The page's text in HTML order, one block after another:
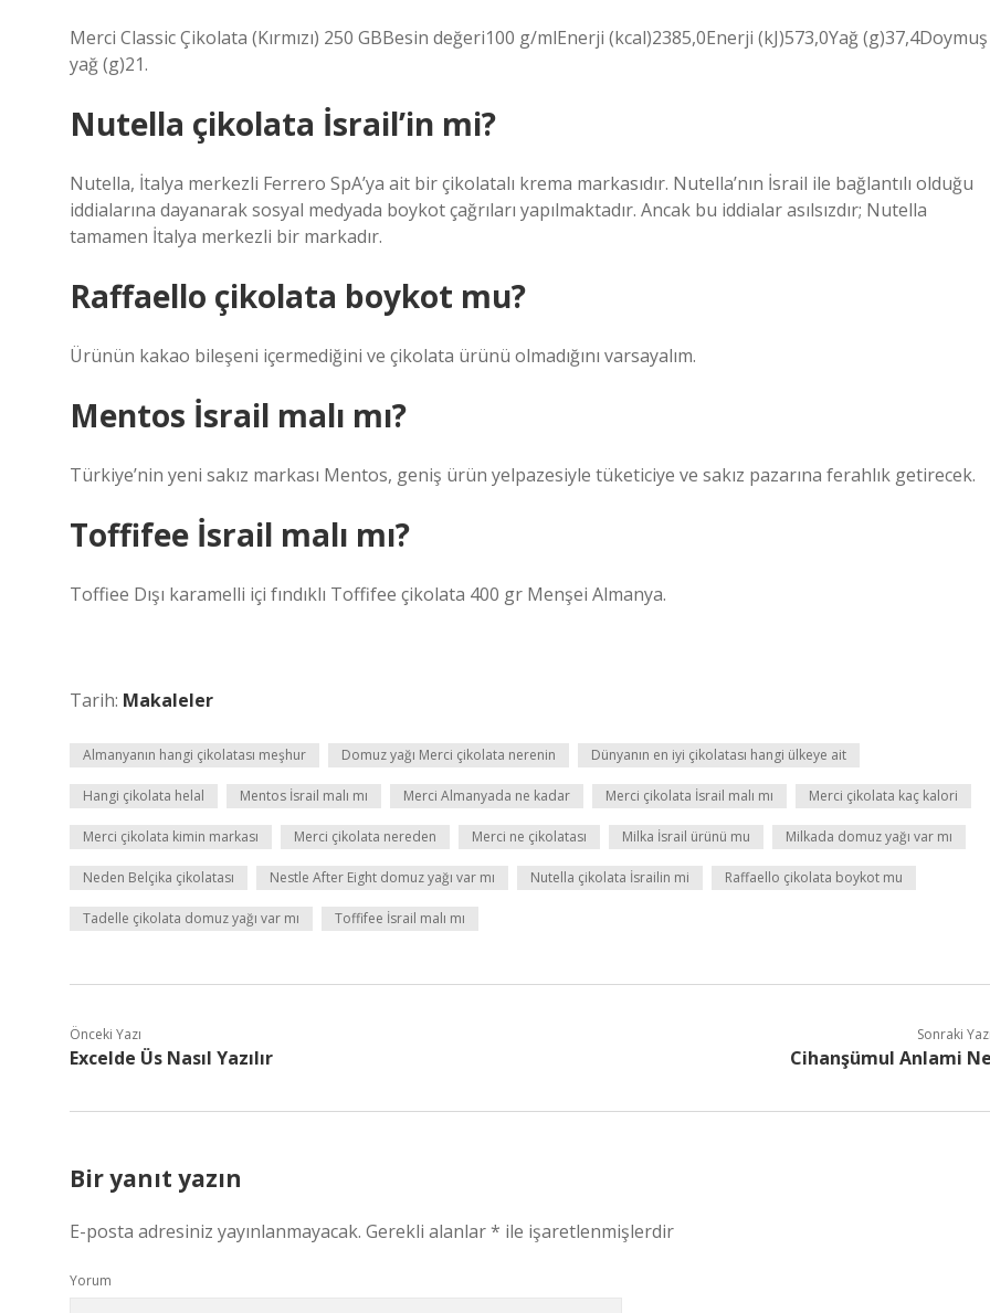
Merci Classic Çikolata (Kırmızı) 250 GBBesin değeri100 g/mlEnerji (kcal)2385,0Enerji (kJ)573,0Yağ (g)37,4Doymuş
yağ (g)21.
Nutella çikolata İsrail’in mi?
Nutella, İtalya merkezli Ferrero SpA’ya ait bir çikolatalı krema markasıdır. Nutella’nın İsrail ile bağlantılı olduğu
iddialarına dayanarak sosyal medyada boykot çağrıları yapılmaktadır. Ancak bu iddialar asılsızdır; Nutella
tamamen İtalya merkezli bir markadır.
Raffaello çikolata boykot mu?
Ürünün kakao bileşeni içermediğini ve çikolata ürünü olmadığını varsayalım.
Mentos İsrail malı mı?
Türkiye’nin yeni sakız markası Mentos, geniş ürün yelpazesiyle tüketiciye ve sakız pazarına ferahlık getirecek.
Toffifee İsrail malı mı?
Toffiee Dışı karamelli içi fındıklı Toffifee çikolata 400 gr Menşei Almanya.
Tarih: Makaleler
Almanyanın hangi çikolatası meşhur Domuz yağı Merci çikolata nerenin Dünyanın en iyi çikolatası hangi ülkeye ait
Hangi çikolata helal Mentos İsrail malı mı Merci Almanyada ne kadar Merci çikolata İsrail malı mı Merci çikolata kaç kalori
Merci çikolata kimin markası Merci çikolata nereden Merci ne çikolatası Milka İsrail ürünü mu Milkada domuz yağı var mı
Neden Belçika çikolatası Nestle After Eight domuz yağı var mı Nutella çikolata İsrailin mi Raffaello çikolata boykot mu
Tadelle çikolata domuz yağı var mı Toffifee İsrail malı mı
Önceki Yazı
Excelde Üs Nasıl Yazılır
Sonraki
Cihanşümul Anlami
Bir yanıt yazın
E-posta adresiniz yayınlanmayacak. Gerekli alanlar* ile işaretlenmişlerdir
Yorum